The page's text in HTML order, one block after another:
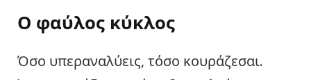
Ο φαύλος κύκλος
Όσο υπεραναλύεις, τόσο κουράζεσαι.